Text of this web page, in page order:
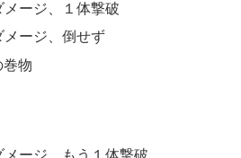
ージ、１体撃破
ージ、倒せず
物